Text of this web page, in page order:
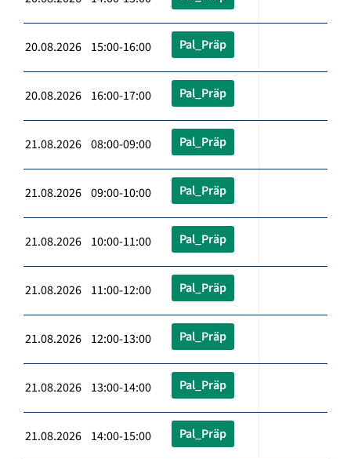
20.08.2026 15:00-16:00 Pal_Präp
20.08.2026 16:00-17:00 Pal_Präp
21.08.2026 08:00-09:00 Pal_Präp
21.08.2026 09:00-10:00 Pal_Präp
21.08.2026 10:00-11:00 Pal_Präp
21.08.2026 11:00-12:00 Pal_Präp
21.08.2026 12:00-13:00 Pal_Präp
21.08.2026 13:00-14:00 Pal_Präp
21.08.2026 14:00-15:00 Pal_Präp